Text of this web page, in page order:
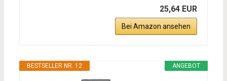
25,64 EUR
Bei Amazon ansehen
ANGEBOT
BESTSELLER NR. 12